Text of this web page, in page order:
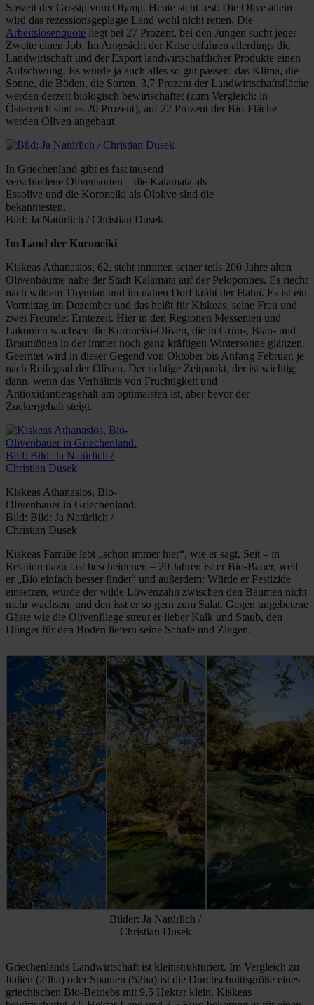
Soweit der Gossip vom Olymp. Heute steht fest: Die Olive allein
wird das rezessionsgeplagte Land wohl nicht retten. Die
Arbeitslosenquote liegt bei 27 Prozent, bei den Jungen sucht jeder
Zweite einen Job. Im Angesicht der Krise erfahren allerdings die
Landwirtschaft und der Export landwirtschaftlicher Produkte einen
Aufschwung. Es würde ja auch alles so gut passen: das Klima, die
Sonne, die Böden, die Sorten. 3,7 Prozent der Landwirtschaftsfläche
werden derzeit biologisch bewirtschaftet (zum Vergleich: in
Österreich sind es 20 Prozent), auf 22 Prozent der Bio-Fläche
werden Oliven angebaut.
In Griechenland gibt es fast tausend
verschiedene Olivensorten – die Kalamata als
Essolive und die Koroneiki als Ölolive sind die
bekanntesten.
Bild: Ja Natürlich / Christian Dusek
Im Land der Koroneiki
Kiskeas Athanasios, 62, steht inmitten seiner teils 200 Jahre alten
Olivenbäume nahe der Stadt Kalamata auf der Peloponnes. Es riecht
nach wildem Thymian und im nahen Dorf kräht der Hahn. Es ist ein
Vormittag im Dezember und das heißt für Kiskeas, seine Frau und
zwei Freunde: Erntezeit. Hier in den Regionen Messenien und
Lakonien wachsen die Koroneiki-Oliven, die in Grün-, Blau- und
Brauntönen in der immer noch ganz kräftigen Wintersonne glänzen.
Geerntet wird in dieser Gegend von Oktober bis Anfang Februar, je
nach Reifegrad der Oliven. Der richtige Zeitpunkt, der ist wichtig;
dann, wenn das Verhältnis von Fruchtigkeit und
Antioxidantiengehalt am optimalsten ist, aber bevor der
Zuckergehalt steigt.
Kiskeas Athanasios, Bio-
Olivenbauer in Griechenland.
Bild: Bild: Ja Natürlich /
Christian Dusek
Kiskeas Familie lebt „schon immer hier“, wie er sagt. Seit – in
Relation dazu fast bescheidenen – 20 Jahren ist er Bio-Bauer, weil
er „Bio einfach besser findet“ und außerdem: Würde er Pestizide
einsetzen, würde der wilde Löwenzahn zwischen den Bäumen nicht
mehr wachsen, und den isst er so gern zum Salat. Gegen ungebetene
Gäste wie die Olivenfliege streut er lieber Kalk und Staub, den
Dünger für den Boden liefern seine Schafe und Ziegen.
Bilder: Ja Natürlich /
Christian Dusek
Griechenlands Landwirtschaft ist kleinstrukturiert. Im Vergleich zu
Italien (29ha) oder Spanien (52ha) ist die Durchschnittsgröße eines
griechischen Bio-Betriebs mit 9,5 Hektar klein. Kiskeas